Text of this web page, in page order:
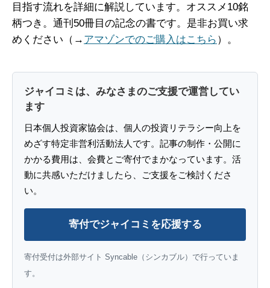
目指す流れを詳細に解説しています。オススメ10銘
柄つき。通刊50冊目の記念の書です。是非お買い求
めください（→ アマゾンでのご購入はこちら ）。
ジャイコミは、みなさまのご支援で運営してい
ます
日本個人投資家協会は、個人の投資リテラシー向上を
めざす特定非営利活動法人です。記事の制作・公開に
かかる費用は、会費とご寄付でまかなっています。活
動に共感いただけましたら、ご支援をご検討くださ
い。
寄付でジャイコミを応援する
寄付受付は外部サイト Syncable（シンカブル）で行っていま
す。